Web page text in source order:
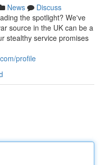
News
Discuss
the spotlight? We've
source in the UK can be a
stealthy service promises
profile